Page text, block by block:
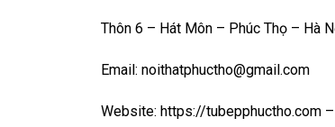
Thôn 6 – Hát Môn – Phúc Thọ – Hà
Email: noithatphuctho@gmail.com
Website: https://tubepphuctho.com